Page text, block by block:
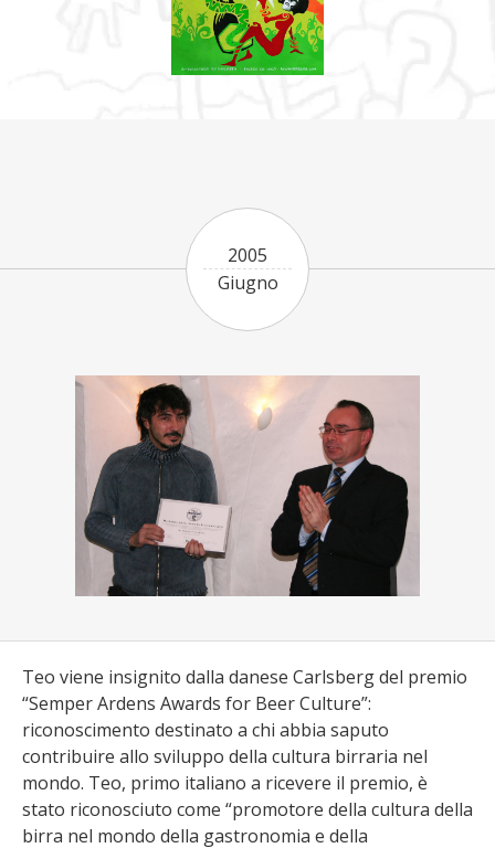
Teo viene insignito dalla danese Carlsberg del premio
“Semper Ardens Awards for Beer Culture”:
riconoscimento destinato a chi abbia saputo
contribuire allo sviluppo della cultura birraria nel
mondo. Teo, primo italiano a ricevere il premio, è
stato riconosciuto come “promotore della cultura della
birra nel mondo della gastronomia e della
2005
Giugno